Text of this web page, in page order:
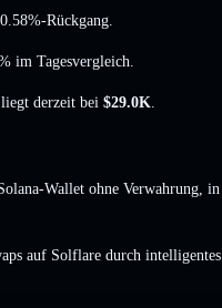
Rückgang
im Tagesvergleich.
derzeit bei $29.0K
Wallet ohne Verwahrung, in
auf Solflare durch intelligentes